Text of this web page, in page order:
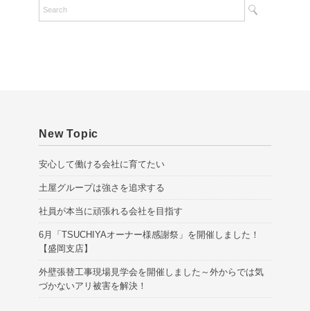
New Topic
安心して働ける会社に育てたい
土屋グループは強さを追求する
社員が本当に頑張れる会社を目指す
6月「TSUCHIYAオーナー様感謝祭」を開催しました！
【盛岡支店】
外壁張替工事現場見学会を開催しました～外からでは気
づかないアリ被害を解決！